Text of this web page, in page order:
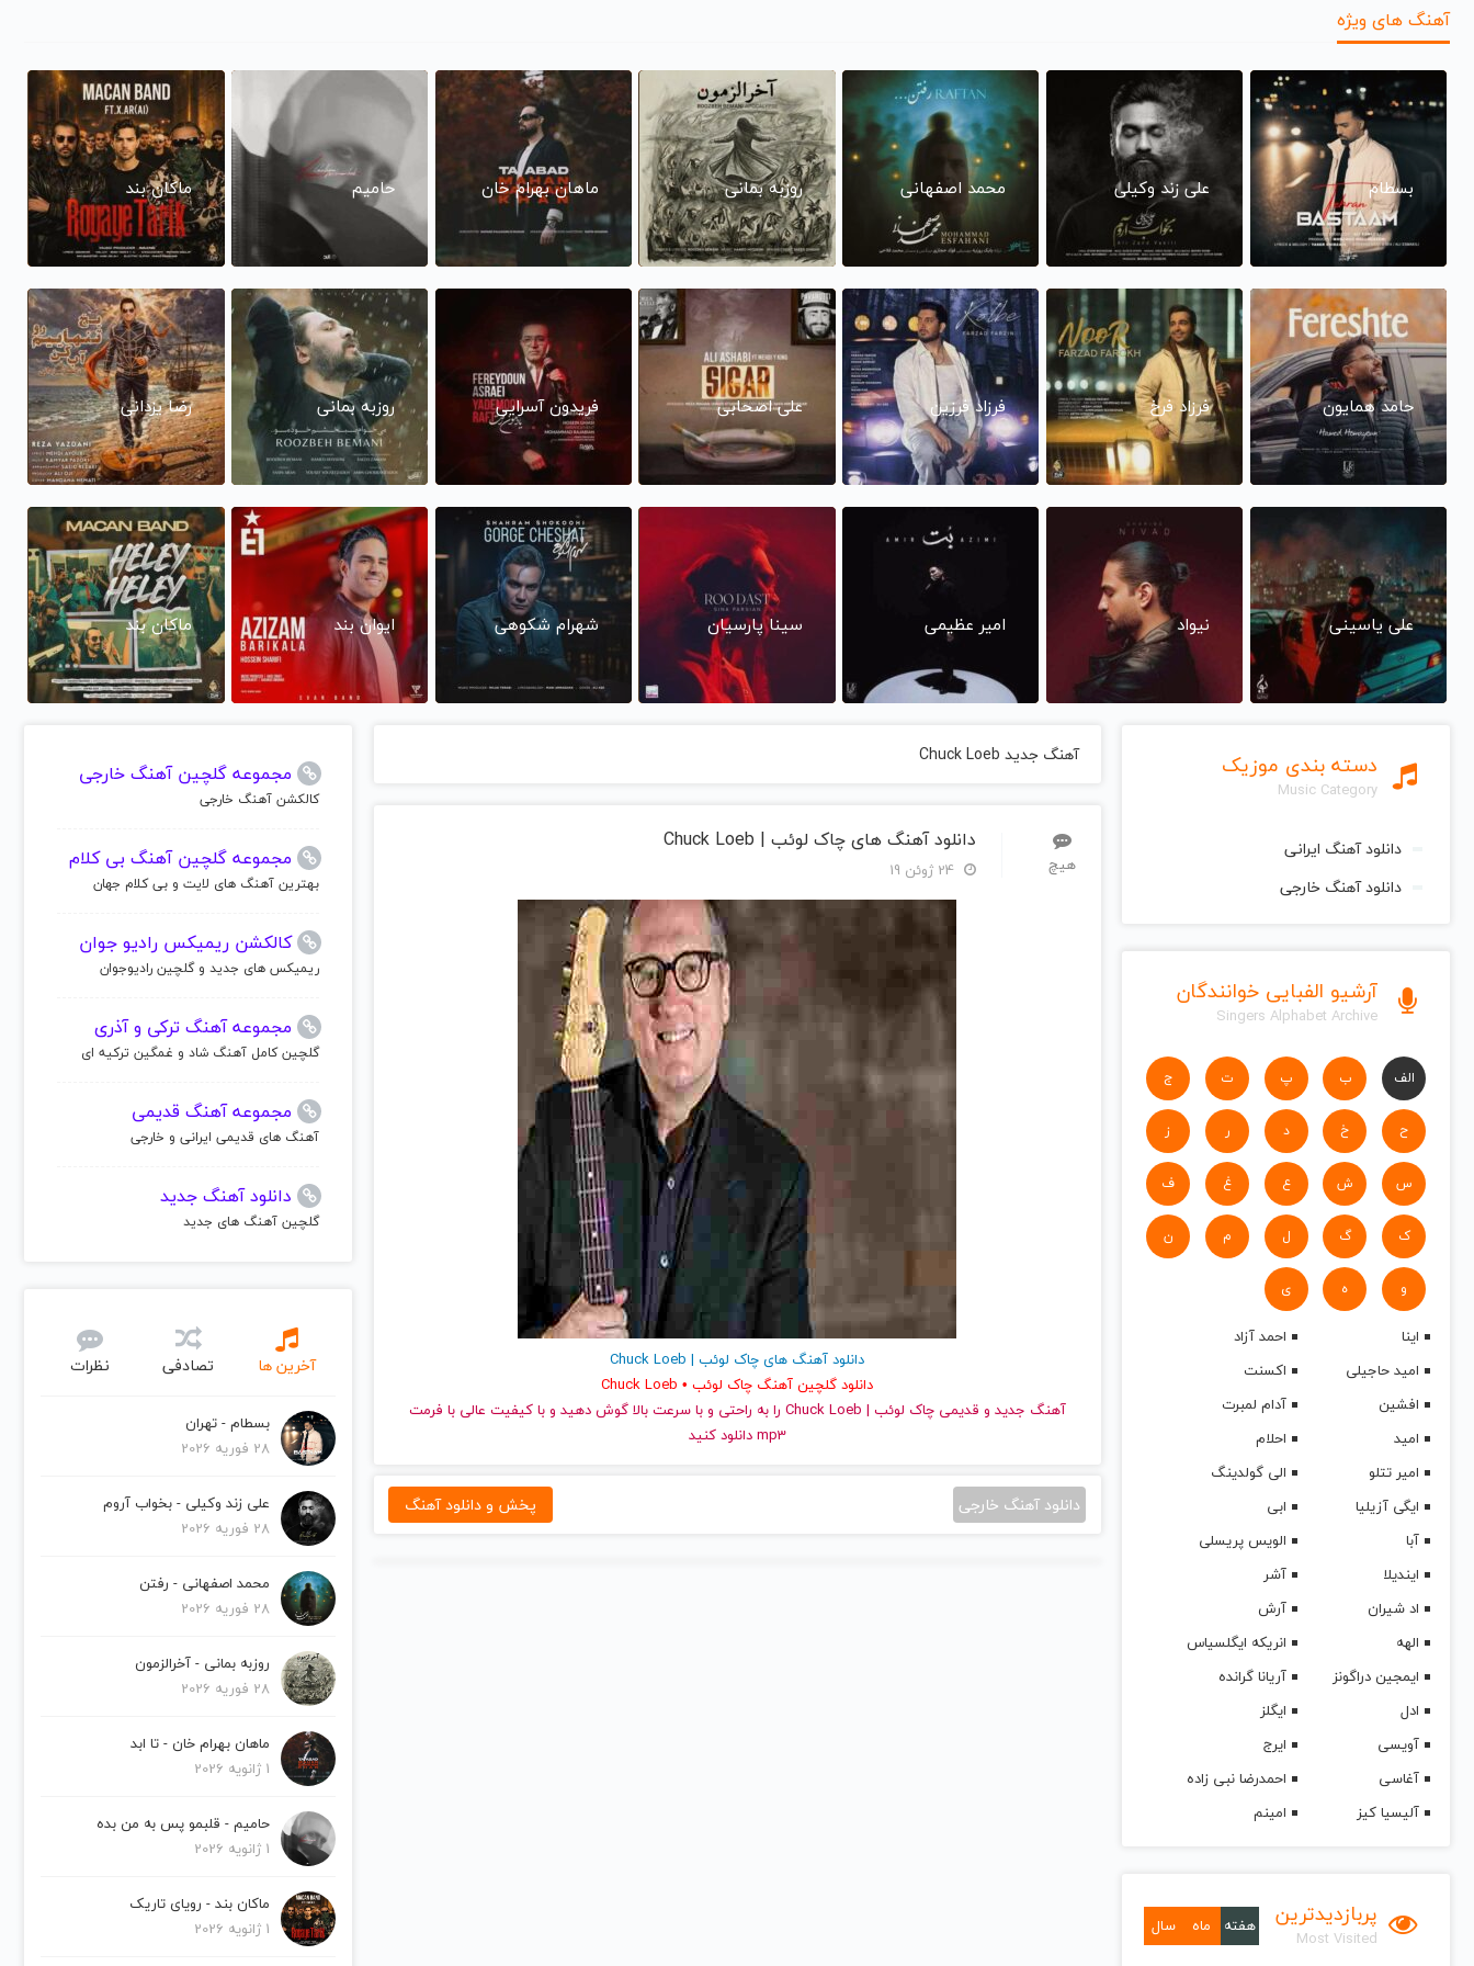
آهنگ های ویژه
بسطام علی زند وکیلی محمد اصفهانی روزبه بمانی ماهان بهرام خان حامیم ماکان بند
حامد همایون فرزاد فرخ فرزاد فرزین علی اصحابی فریدون آسرایی روزبه بمانی رضا یزدانی
علی یاسینی نیواد امیر عظیمی سینا پارسیان شهرام شکوهی ایوان بند ماکان بند
دسته بندی موزیک
Music Category
دانلود آهنگ ایرانی
دانلود آهنگ خارجی
آرشیو الفبایی خوانندگان
Singers Alphabet Archive
الف ب پ ت ج
ح خ د ر ز
س ش ع غ ف
ک گ ل م ن
و ه ی
اینا
احمد آزاد
امید حاجیلی
اکسنت
افشین
آدام لمبرت
امید
احلام
امیر تتلو
الی گولدینگ
ایگی آزیلیا
ابی
آبا
الویس پریسلی
ایندیلا
آشر
اد شیران
آرش
الهه
انریکه ایگلسیاس
ایمجین دراگونز
آریانا گرانده
ادل
ایگلز
آویسی
ایرج
آغاسی
احمدرضا نبی زاده
آلیسیا کیز
امینم
پربازدیدترین
Most Visited
هفته ماه سال
آهنگ جدید Chuck Loeb
هیچ
دانلود آهنگ های چاک لوئب | Chuck Loeb
دانلود آهنگ های چاک لوئب | Chuck Loeb
دانلود گلچین آهنگ چاک لوئب • Chuck Loeb
آهنگ جدید
و قدیمی چاک لوئب | Chuck Loeb را به راحتی و با سرعت بالا گوش دهید و با کیفیت عالی با فرمت
mp3 دانلود کنید
دانلود آهنگ خارجی پخش و دانلود آهنگ
مجموعه گلچین آهنگ خارجی
کالکشن آهنگ خارجی
مجموعه گلچین آهنگ بی کلام
بهترین آهنگ های لایت و بی کلام جهان
کالکشن ریمیکس رادیو جوان
ریمیکس های جدید و گلچین رادیوجوان
مجموعه آهنگ ترکی و آذری
گلچین کامل آهنگ شاد و غمگین ترکیه ای
مجموعه آهنگ قدیمی
آهنگ های قدیمی ایرانی و خارجی
دانلود آهنگ جدید
گلچین آهنگ های جدید
آخرین ها تصادفی نظرات
بسطام - تهران
28 فوریه 2026
علی زند وکیلی - بخواب آروم
28 فوریه 2026
محمد اصفهانی - رفتن
28 فوریه 2026
روزبه بمانی - آخرالزمون
28 فوریه 2026
ماهان بهرام خان - تا ابد
1 ژانویه 2026
حامیم - قلبمو پس به من بده
1 ژانویه 2026
ماکان بند - رویای تاریک
1 ژانویه 2026